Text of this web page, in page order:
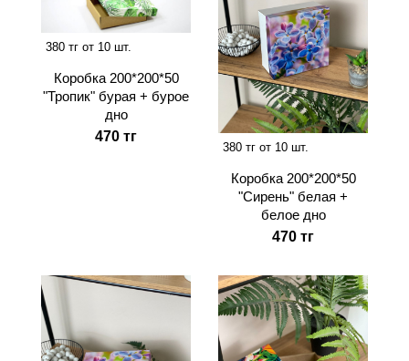
380 тг от 10 шт.
Коробка 200*200*50
"Тропик" бурая + бурое
дно
470 тг
380 тг от 10 шт.
Коробка 200*200*50
"Сирень" белая +
белое дно
470 тг